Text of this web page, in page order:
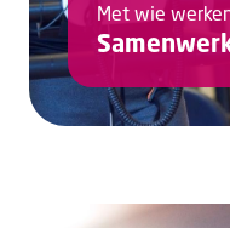
Met wie